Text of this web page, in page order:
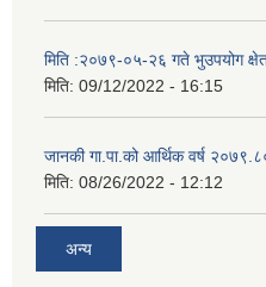
मिति :२०७९-०५-२६ गते भुउपयोग क्षेत्र
मिति: 09/12/2022 - 16:15
जानकी गा.पा.को आर्थिक वर्ष
मिति: 08/26/2022 - 12:12
अन्य